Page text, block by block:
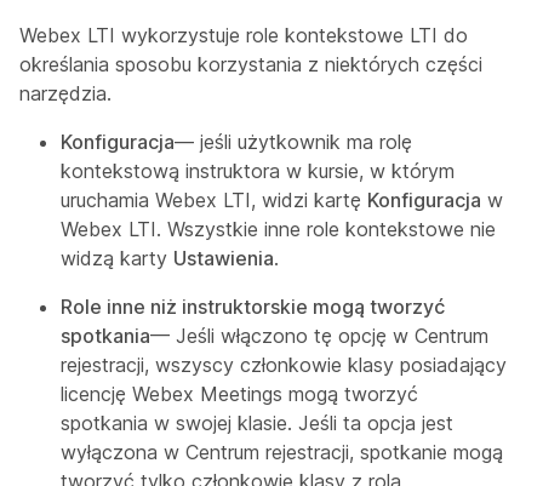
Webex LTI wykorzystuje role kontekstowe LTI do
określania sposobu korzystania z niektórych części
narzędzia.
Konfiguracja— jeśli użytkownik ma rolę
kontekstową instruktora w kursie, w którym
uruchamia Webex LTI, widzi kartę Konfiguracja w
Webex LTI. Wszystkie inne role kontekstowe nie
widzą karty Ustawienia.
Role inne niż instruktorskie mogą tworzyć
spotkania— Jeśli włączono tę opcję w Centrum
rejestracji, wszyscy członkowie klasy posiadający
licencję Webex Meetings mogą tworzyć
spotkania w swojej klasie. Jeśli ta opcja jest
wyłączona w Centrum rejestracji, spotkanie mogą
tworzyć tylko członkowie klasy z rolą